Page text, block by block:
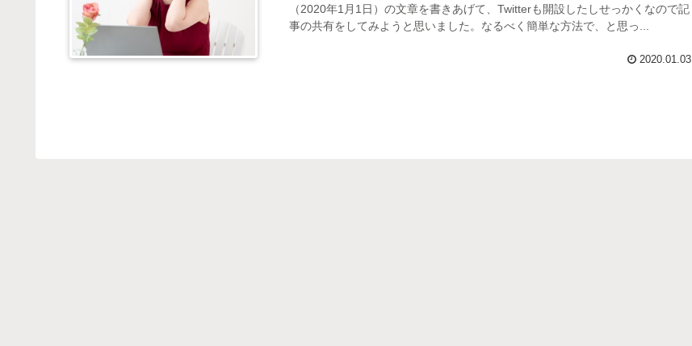
（2020年1月1日）の文章を書きあげて、Twitterも開設したしせっかくなので記
事の共有をしてみようと思いました。なるべく簡単な方法で、と思っ...
2020.01.03